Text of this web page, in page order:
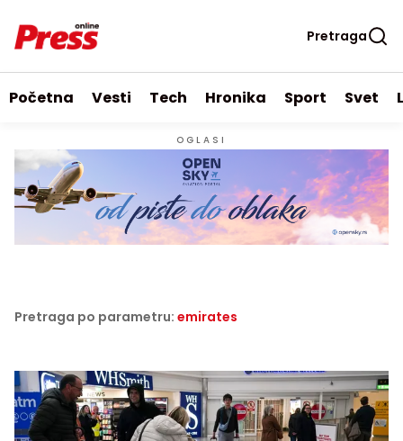
Pretraga
Početna Vesti Tech Hronika Sport Svet
OGLASI
Pretraga po parametru: emirates